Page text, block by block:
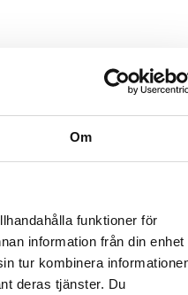
Om
funktioner för
information från din enhet
tur kombinera
deras tjänster. Du